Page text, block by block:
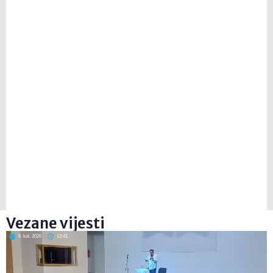
Vezane vijesti
6. kol. 2026 12:41